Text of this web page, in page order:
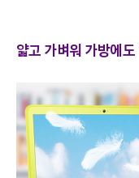
얇고 가벼워 가방에도